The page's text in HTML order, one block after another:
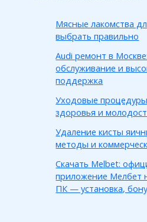
Мясные лакомства
выбрать правильно
Audi ремонт в
обслуживание и
поддержка
Уходовые
здоровья и
Удаление кисты
методы и
Скачать Melbet:
приложение Мелбет
ПК — установка,